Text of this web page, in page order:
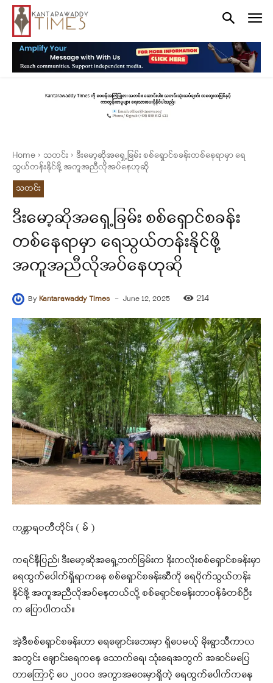
Home သတင်း
ဒီးမော့ဆိုအရှေ့ခြမ်း စစ်ရှောင်စခန်းတစ်နေရာမှာ ရေ
သွယ်တန်းနိုင်ဖို့ အကူအညီလိုအပ်နေဟုဆို
သတင်း
ဒီးမော့ဆိုအရှေ့ခြမ်း စစ်ရှောင်စခန်း
တစ်နေရာမှာ ရေသွယ်တန်းနိုင်ဖို့
အကူအညီလိုအပ်နေဟုဆို
ByKantarawaddy Times - June 12, 2025 214
ကန္တာရဝတီတိုင်း ( မ် )
ကရင်နီပြည်၊ ဒီးမော့ဆိုအရှေ့ဘက်ခြမ်းက နိုးကလိုးစစ်ရှောင်စခန်းမှာ
ရေထွက်ပေါက်ရှိရာကနေ စစ်ရှောင်စခန်းဆီကို ရေပိုက်သွယ်တန်း
နိုင်ဖို့ အကူအညီလိုအပ်နေတယ်လို့ စစ်ရှောင်စခန်းတာဝန်ခံတစ်ဦး
က ပြောပါတယ်။
အဲ့ဒီစစ်ရှောင်စခန်းဟာ ရေချောင်းဘေးမှာ ရှိပေမယ့် မိုးရွာသီကာလ
အတွင်း ချောင်းရေကနေ သောက်ရေ၊ သုံးရေအတွက် အဆင်မပြေ
တာကြောင့် ပေ ၂၀၀၀ အကွာအဝေးမှာရှိတဲ့ ရေထွက်ပေါက်ကနေ